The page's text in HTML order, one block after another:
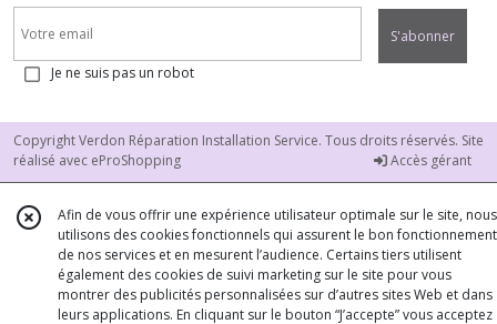
S'abonner
Je ne suis pas un robot
Copyright Verdon Réparation Installation Service. Tous droits réservés. Site
réalisé avec eProShopping Accès gérant
Afin de vous offrir une expérience utilisateur optimale sur le site, nous
utilisons des cookies fonctionnels qui assurent le bon fonctionnement
de nos services et en mesurent l’audience. Certains tiers utilisent
également des cookies de suivi marketing sur le site pour vous
montrer des publicités personnalisées sur d’autres sites Web et dans
leurs applications. En cliquant sur le bouton “J’accepte” vous acceptez